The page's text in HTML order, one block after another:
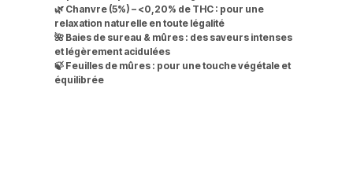
🌿 Chanvre (5%) – <0,20% de THC : pour une
relaxation naturelle en toute légalité
🌺 Baies de sureau & mûres : des saveurs intenses
et légèrement acidulées
🍃 Feuilles de mûres : pour une touche végétale et
équilibrée